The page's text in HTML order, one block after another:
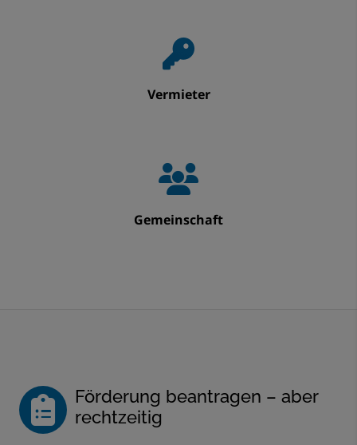
Vermieter
Gemeinschaft
Förderung beantragen – aber
rechtzeitig